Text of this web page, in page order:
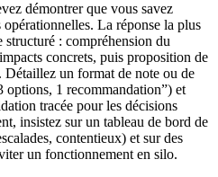
démontrer que vous savez
La réponse la plus
: compréhension du
concrets, puis proposition de
Détaillez un format de note ou de
options, 1 recommandation”) et
tracée pour les décisions
insistez sur un tableau de bord de
contentieux) et sur des
un fonctionnement en silo.